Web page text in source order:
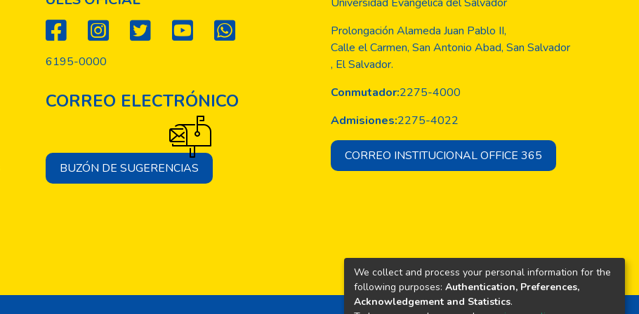
6195-0000
CORREO ELECTRÓNICO
BUZÓN DE SUGERENCIAS
Prolongación Alameda Juan Pablo II,
Calle el Carmen, San Antonio Abad, San Salvador
, El Salvador.
Conmutador:2275-4000
Admisiones:2275-4022
CORREO INSTITUCIONAL OFFICE 365
We collect and process your personal information for the
following purposes: Authentication, Preferences,
Acknowledgement and Statistics.